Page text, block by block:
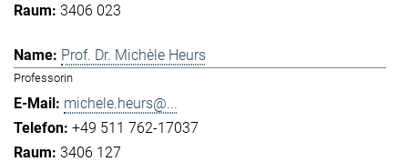
3406 023
Prof. Dr. Michèle Heurs
Professorin
michele.heurs@...
+49 511 762-17037
3406 127